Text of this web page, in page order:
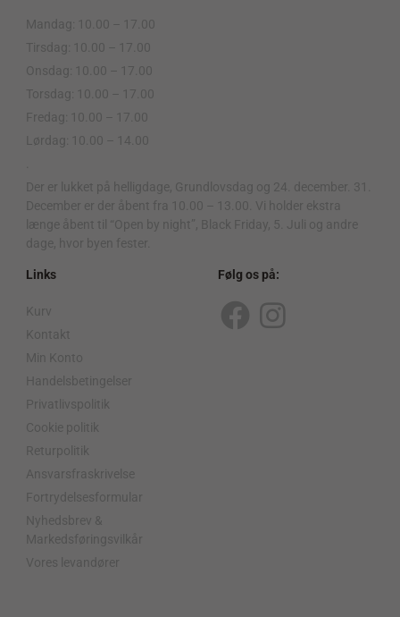
Mandag: 10.00 – 17.00
Tirsdag: 10.00 – 17.00
Onsdag: 10.00 – 17.00
Torsdag: 10.00 – 17.00
Fredag: 10.00 – 17.00
Lørdag: 10.00 – 14.00
Der er lukket på helligdage, Grundlovsdag og 24. december. 31.
December er der åbent fra 10.00 – 13.00. Vi holder ekstra
længe åbent til “Open by night”, Black Friday, 5. Juli og andre
dage, hvor byen fester.
Links
Kurv
Kontakt
Min Konto
Handelsbetingelser
Privatlivspolitik
Cookie politik
Returpolitik
Ansvarsfraskrivelse
Fortrydelsesformular
Nyhedsbrev &
Markedsføringsvilkår
Vores levandører
Følg os på:
F
I